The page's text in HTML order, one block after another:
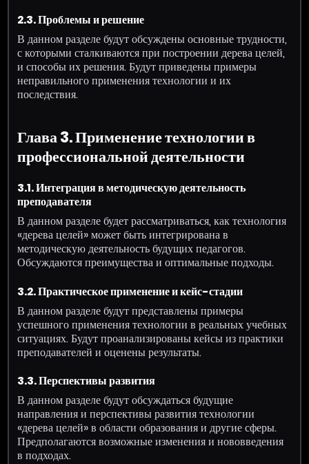
2.3. Проблемы и решение
В данном разделе будут обсуждены основные трудности,
с которыми сталкиваются при построении дерева целей,
и способы их решения. Будут приведены примеры
неправильного применения технологии и их
последствия.
Глава 3. Применение технологии в
профессиональной деятельности
3.1. Интеграция в методическую деятельность
преподавателя
В данном разделе будет рассматриваться, как технология
«дерева целей» может быть интегрирована в
методическую деятельность будущих педагогов.
Обсуждаются преимущества и оптимальные подходы.
3.2. Практическое применение и кейс-стадии
В данном разделе будут представлены примеры
успешного применения технологии в реальных учебных
ситуациях. Будут проанализированы кейсы из практики
преподавателей и оценены результаты.
3.3. Перспективы развития
В данном разделе будут обсуждаться будущие
направления и перспективы развития технологии
«дерева целей» в области образования и другие сферы.
Предполагаются возможные изменения и нововведения
в подходах.